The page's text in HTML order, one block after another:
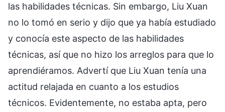
las habilidades técnicas. Sin embargo, Liu Xuan
no lo tomó en serio y dijo que ya había estudiado
y conocía este aspecto de las habilidades
técnicas, así que no hizo los arreglos para que lo
aprendiéramos. Advertí que Liu Xuan tenía una
actitud relajada en cuanto a los estudios
técnicos. Evidentemente, no estaba apta, pero